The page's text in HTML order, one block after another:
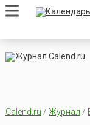
Calend.ru / Журнал /